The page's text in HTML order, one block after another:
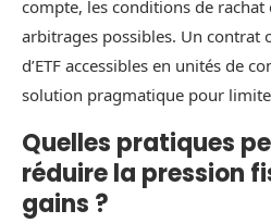
compte, les conditions de rachat
arbitrages possibles. Un contrat
d’ETF accessibles en unités de
solution pragmatique pour
Quelles pratiques
réduire la pression
gains ?